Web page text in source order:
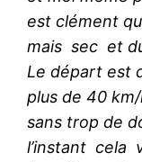
est clément
mais sec et
Le départ est
plus de 40
sans trop de
l’instant cela